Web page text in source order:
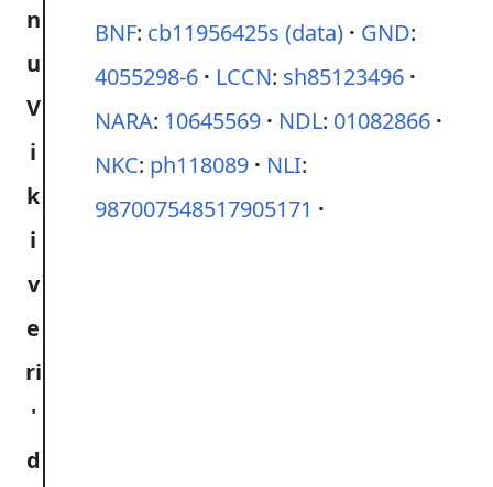
BNF: cb11956425s (data) GND:
4055298-6
LCCN: sh85123496
NARA: 10645569 NDL: 01082866
NKC: ph118089 NLI:
987007548517905171